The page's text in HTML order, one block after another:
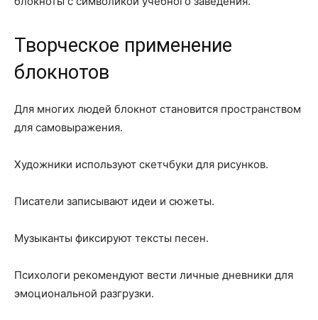
Творческое применение
блокнотов
Для многих людей блокнот становится пространством
для самовыражения.
Художники используют скетчбуки для рисунков.
Писатели записывают идеи и сюжеты.
Музыканты фиксируют тексты песен.
Психологи рекомендуют вести личные дневники для
эмоциональной разгрузки.